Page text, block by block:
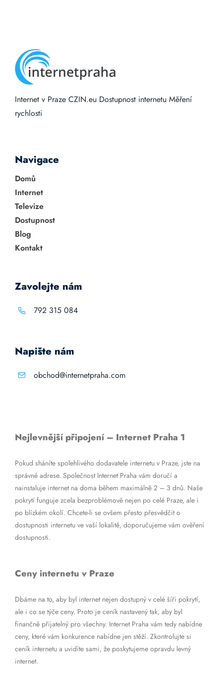
Internet v Praze CZIN.eu Dostupnost internetu Měření
rychlosti
Navigace
Domů
Internet
Televize
Dostupnost
Blog
Kontakt
Zavolejte nám
792 315 084
Napište nám
obchod@internetpraha.com
Nejlevnější připojení – Internet Praha 1
Pokud sháníte spolehlivého dodavatele internetu v Praze, jste na
správné adrese. Společnost Internet Praha vám doručí a
nainstaluje internet na doma během maximálně 2 – 3 dnů. Naše
pokrytí funguje zcela bezproblémově nejen po celé Praze, ale i
po blízkém okolí. Chcete-li se ovšem přesto přesvědčit o
dostupnosti internetu ve vaší lokalitě, doporučujeme vám ověření
dostupnosti.
Ceny internetu v Praze
Dbáme na to, aby byl internet nejen dostupný v celé šíři pokrytí,
ale i co se týče ceny. Proto je ceník nastavený tak, aby byl
finančně přijatelný pro všechny. Internet Praha vám tedy nabídne
ceny, které vám konkurence nabídne jen stěží. Zkontrolujte si
ceník internetu a uvidíte sami, že poskytujeme opravdu levný
internet.